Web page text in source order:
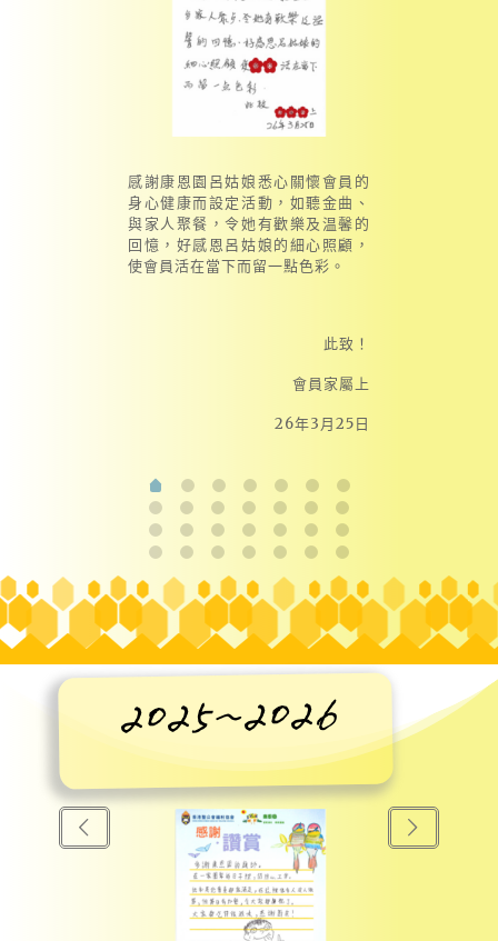
感謝康恩園呂姑娘悉心關懷會員的
身心健康而設定活動，如聽金曲、
與家人聚餐，令她有歡樂及温馨的
回憶，好感恩呂姑娘的細心照顧，
使會員活在當下而留一點色彩。
此致！
會員家屬上
26年3月25日
2025~2026